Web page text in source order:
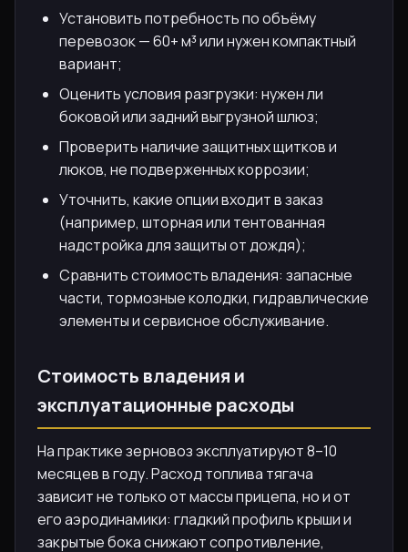
Установить потребность по объёму
перевозок — 60+ м³ или нужен компактный
вариант;
Оценить условия разгрузки: нужен ли
боковой или задний выгрузной шлюз;
Проверить наличие защитных щитков и
люков, не подверженных коррозии;
Уточнить, какие опции входит в заказ
(например, шторная или тентованная
надстройка для защиты от дождя);
Сравнить стоимость владения: запасные
части, тормозные колодки, гидравлические
элементы и сервисное обслуживание.
Стоимость владения и
эксплуатационные расходы
На практике зерновоз эксплуатируют 8–10
месяцев в году. Расход топлива тягача
зависит не только от массы прицепа, но и от
его аэродинамики: гладкий профиль крыши и
закрытые бока снижают сопротивление,